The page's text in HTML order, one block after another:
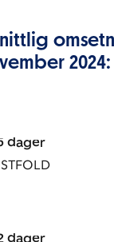
2024:
dager
dager